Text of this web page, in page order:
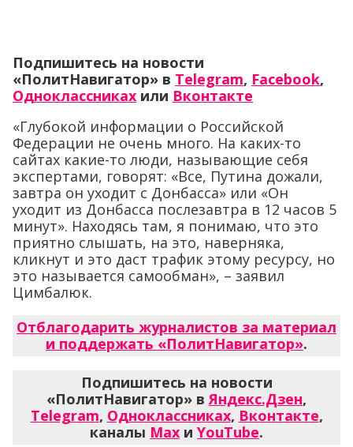
Подпишитесь на новости
«ПолитНавигатор» в Telegram, Facebook,
Одноклассниках или Вконтакте
«Глубокой информации о Российской
Федерации не очень много. На каких-то
сайтах какие-то люди, называющие себя
экспертами, говорят: «Все, Путина дожали,
завтра он уходит с Донбасса» или «Он
уходит из Донбасса послезавтра в 12 часов 5
минут». Находясь там, я понимаю, что это
приятно слышать, на это, наверняка,
кликнут и это даст трафик этому ресурсу, но
это называется самообман», – заявил
Цимбалюк.
Отблагодарить журналистов за материал
и поддержать «ПолитНавигатор».
Подпишитесь на новости
«ПолитНавигатор» вЯндекс.Дзен,
Telegram, Одноклассниках, Вконтакте,
каналы Max и YouTube.